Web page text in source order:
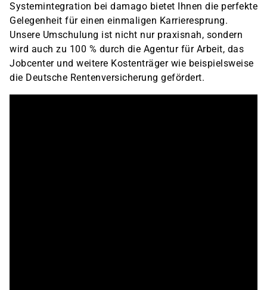
Systemintegration bei damago bietet Ihnen die perfekte
Gelegenheit für einen einmaligen Karrieresprung.
Unsere Umschulung ist nicht nur praxisnah, sondern
wird auch zu 100 % durch die Agentur für Arbeit, das
Jobcenter und weitere Kostenträger wie beispielsweise
die Deutsche Rentenversicherung gefördert.